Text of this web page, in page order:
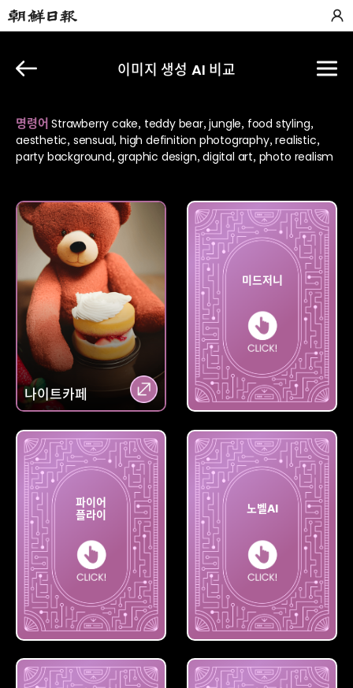
이미지 생성 AI 비교
명령어 Strawberry cake, teddy bear, jungle, food styling,
aesthetic, sensual, high definition photography, realistic,
party background, graphic design, digital art, photo realism
나이트카페
나이트
카페
미드저니
미드저니
파이어
플라이
파이어
플라이
노벨AI
노벨AI